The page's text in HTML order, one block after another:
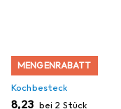
MENGENRABATT
Kochbesteck
EUR
8,23 bei 2 Stück